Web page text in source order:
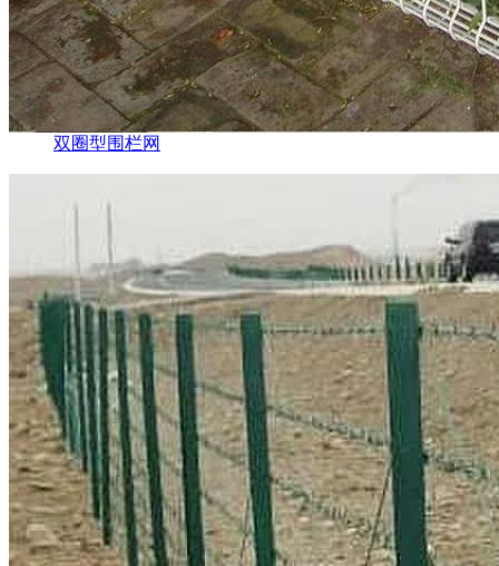
双圈型围栏网